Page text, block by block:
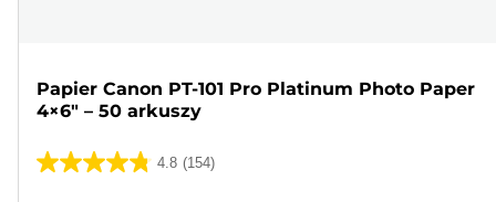
Papier Canon PT-101 Pro Platinum Photo Paper
4×6" – 50 arkuszy
4.8 (154)
4.8